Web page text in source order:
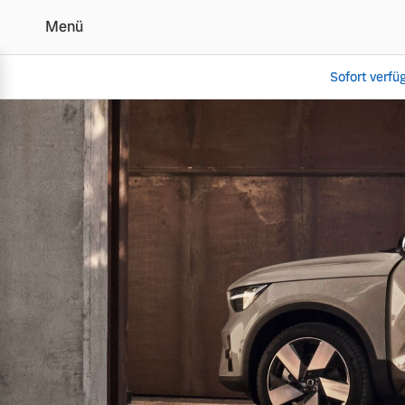
Volvo Schweden Garantie
Menü
Sofort
Vollelektrisch
6 Modelle
Plug-in Hybrid
3 Modelle